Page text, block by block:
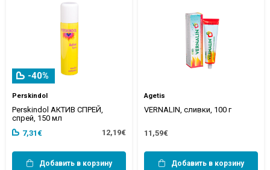
-40%
Perskindol
Perskindol АКТИВ СПРЕЙ,
спрей, 150 мл
7,31€
12,19€
Добавить в корзину
Agetis
VERNALIN, сливки, 100 г
11,59€
Добавить в корзину